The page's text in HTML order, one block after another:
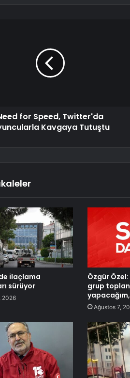
for Speed, Twitter'da
Kavgaya Tutuştu
ilaçlama
sürüyor
2026
Özgür
grup
Ağustos 7,